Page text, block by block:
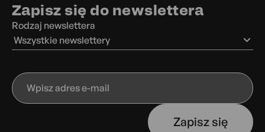
Zapisz się do newslettera
Rodzaj newslettera
Wszystkie newslettery
Wpisz
adres
Zapisz się